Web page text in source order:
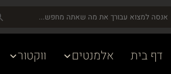
דף בית אלמנטים ווקטור